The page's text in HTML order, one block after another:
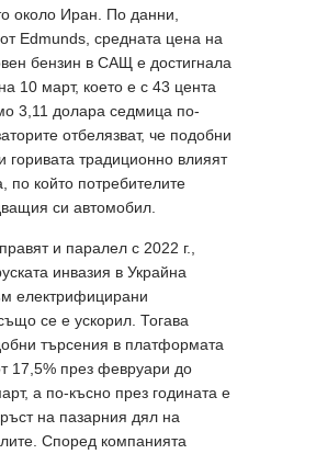
около Иран. По данни,
Edmunds, средната цена на
бензин в САЩ е достигнала
10 март, което е с 43 цента
3,11 долара седмица по-
отбелязват, че подобни
горивата традиционно влияят
по който потребителите
си автомобил.
и паралел с 2022 г.,
инвазия в Украйна
електрифицирани
се е ускорил. Тогава
търсения в платформата
17,5% през февруари до
а по-късно през годината е
на пазарния дял на
Според компанията